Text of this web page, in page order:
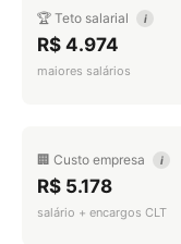
🏆 Teto salarial i
R$ 4.974
maiores salários
🏢 Custo empresa i
R$ 5.178
salário + encargos CLT